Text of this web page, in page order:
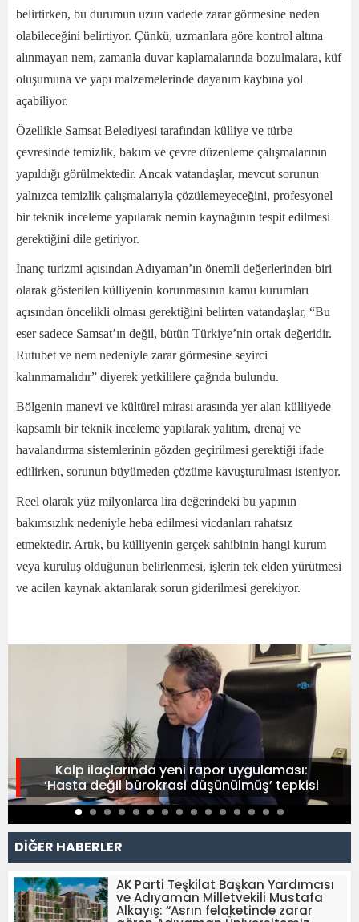
belirtirken, bu durumun uzun vadede zarar görmesine neden
olabileceğini belirtiyor. Çünkü, uzmanlara göre kontrol altına
alınmayan nem, zamanla duvar kaplamalarında bozulmalara, küf
oluşumuna ve yapı malzemelerinde dayanım kaybına yol
açabiliyor.
Özellikle Samsat Belediyesi tarafından külliye ve türbe
çevresinde temizlik, bakım ve çevre düzenleme çalışmalarının
yapıldığı görülmektedir. Ancak vatandaşlar, mevcut sorunun
yalnızca temizlik çalışmalarıyla çözülemeyeceğini, profesyonel
bir teknik inceleme yapılarak nemin kaynağının tespit edilmesi
gerektiğini dile getiriyor.
İnanç turizmi açısından Adıyaman’ın önemli değerlerinden biri
olarak gösterilen külliyenin korunmasının kamu kurumları
açısından öncelikli olması gerektiğini belirten vatandaşlar, “Bu
eser sadece Samsat’ın değil, bütün Türkiye’nin ortak değeridir.
Rutubet ve nem nedeniyle zarar görmesine seyirci
kalınmamalıdır” diyerek yetkililere çağrıda bulundu.
Bölgenin manevi ve kültürel mirası arasında yer alan külliyede
kapsamlı bir teknik inceleme yapılarak yalıtım, drenaj ve
havalandırma sistemlerinin gözden geçirilmesi gerektiği ifade
edilirken, sorunun büyümeden çözüme kavuşturulması isteniyor.
Reel olarak yüz milyonlarca lira değerindeki bu yapının
bakımsızlık nedeniyle heba edilmesi vicdanları rahatsız
etmektedir. Artık, bu külliyenin gerçek sahibinin hangi kurum
veya kuruluş olduğunun belirlenmesi, işlerin tek elden yürütmesi
ve acilen kaynak aktarılarak sorun giderilmesi gerekiyor.
Kalp ilaçlarında yeni rapor uygulaması:
‘Hasta değil bürokrasi düşünülmüş’ tepkisi
DİĞER HABERLER
AK Parti Teşkilat Başkan Yardımcısı
ve Adıyaman Milletvekili Mustafa
Alkayış: “Asrın felaketinde zarar